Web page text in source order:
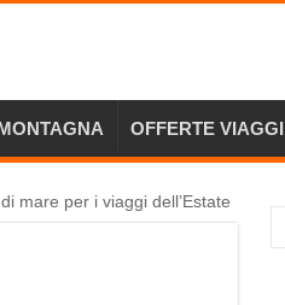
OFFERTE VIAGGI
mare per i viaggi dell’Estate